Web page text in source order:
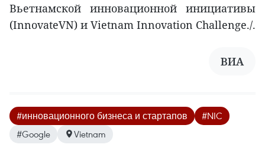
Вьетнамской инновационной инициативы
(InnovateVN) и Vietnam Innovation Challenge./.
ВИА
#инновационного бизнеса и стартапов
#NIC
#Google
Vietnam